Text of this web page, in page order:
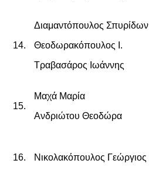
14.
Διαμαντόπουλος Σπυρίδων
Θεοδωρακόπουλος Ι.
Τραβασάρος Ιωάννης
15.
Μαχά Μαρία
Ανδριώτου Θεοδώρα
16. Νικολακόπουλος Γεώργιος